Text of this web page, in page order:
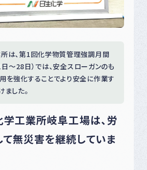
は、第1回化学物質管理強調月間
～28日）では、安全スローガンのも
を強化することでより安全に作業す
ました。
工業所岐阜工場は、労
無災害を継続していま